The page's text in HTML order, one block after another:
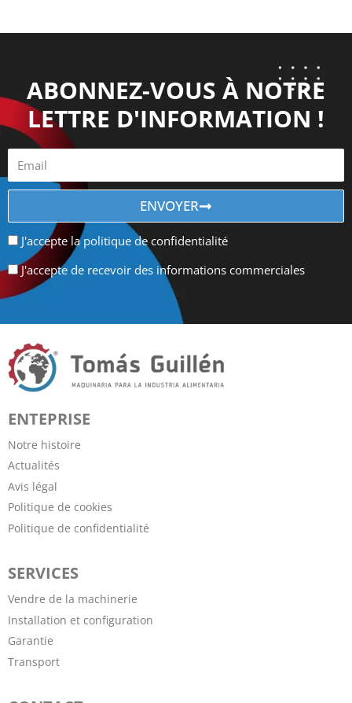
ABONNEZ-VOUS À NOTRE
LETTRE D'INFORMATION !
J'accepte la politique de confidentialité
J'accepte de recevoir des informations commerciales
ENVOYER
ENTEPRISE
Notre histoire
Actualités
Avis légal
Politique de cookies
Politique de confidentialité
SERVICES
Vendre de la machinerie
Installation et configuration
Garantie
Transport